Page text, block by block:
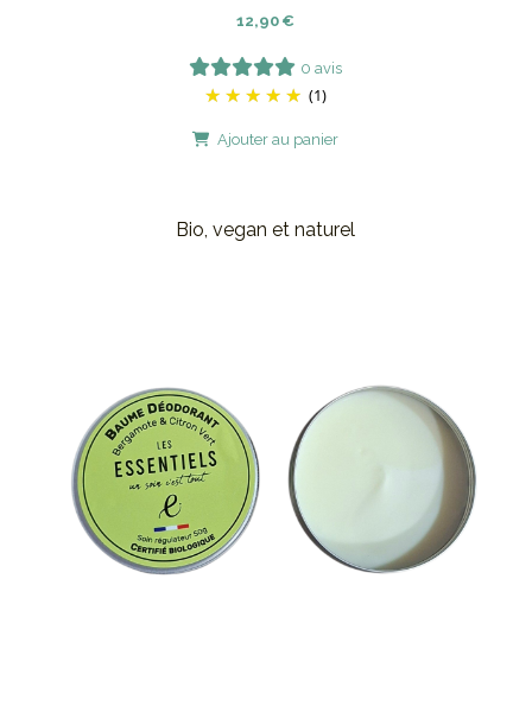
12,90 €
0 avis
(1)
Ajouter au panier
Bio, vegan et naturel